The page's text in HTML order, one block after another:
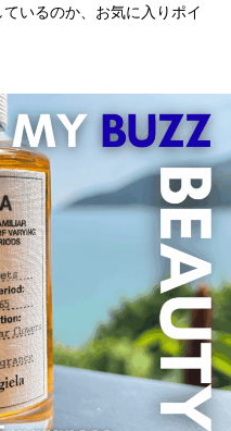
いるのか、お気に入りポイ